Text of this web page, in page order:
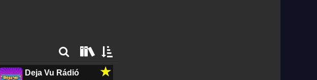
Deja Vu Rádió ★